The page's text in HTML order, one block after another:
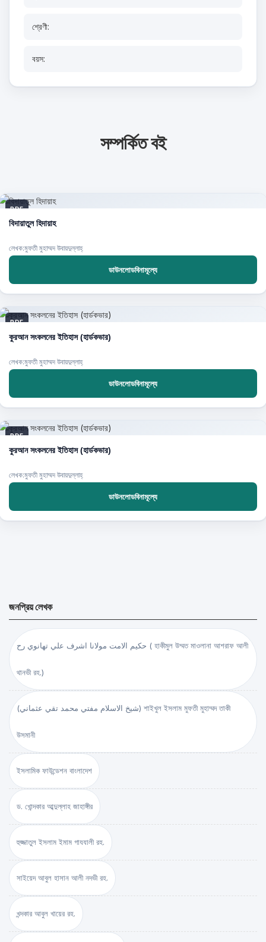
শ্রেণী:
বয়স:
সম্পর্কিত বই
PDF
বিদায়াতুল হিদায়াহ
লেখক:মুফতী মুহাম্মদ উবায়দুল্লাহ্‌
ডাউনলোডবিনামূল্যে
PDF
কুরআন সংকলনের ইতিহাস (হার্ডকভার)
লেখক:মুফতী মুহাম্মদ উবায়দুল্লাহ্‌
ডাউনলোডবিনামূল্যে
PDF
কুরআন সংকলনের ইতিহাস (হার্ডকভার)
লেখক:মুফতী মুহাম্মদ উবায়দুল্লাহ্‌
ডাউনলোডবিনামূল্যে
জনপ্রিয় লেখক
حكيم الامت مولانا اشرف علي تهانوي رح ( হাকীমুল উম্মত মাওলানা আশরাফ আলী
থানভী রহ.)
(شيخ الاسلام مفتي محمد تقي عثماني) শাইখুল ইসলাম মুফতী মুহাম্মদ তাকী
উসমানী
ইসলামিক ফাউন্ডেশন বাংলাদেশ
ড. খোন্দকার আব্দুল্লাহ জাহাঙ্গীর
হুজ্জাতুল ইসলাম ইমাম গাযযালী রহ.
সাইয়েদ আবুল হাসান আলী নদভী রহ.
খন্দকার আবুল খায়ের রহ.